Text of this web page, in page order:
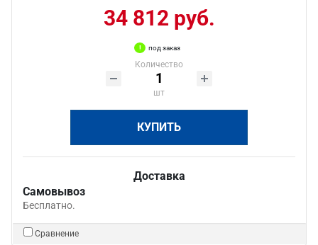
34 812 руб.
под заказ
Количество
шт
КУПИТЬ
Доставка
Самовывоз
Бесплатно.
Сравнение